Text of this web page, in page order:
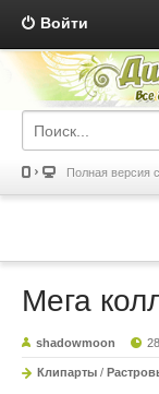
Войти
Полная версия
Мега
shadowmoon
Клипарты /